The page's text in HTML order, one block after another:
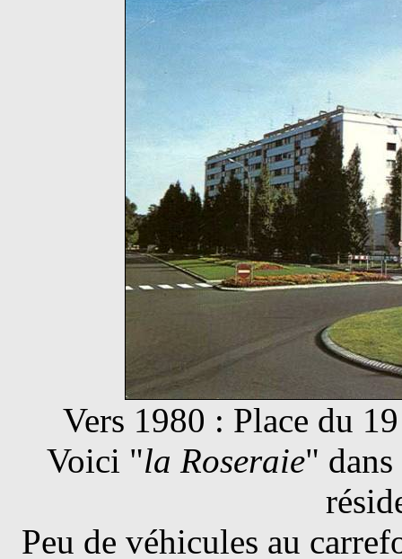
Vers 1980 : Place du
Voici "la Roseraie" dans
Peu de véhicules au